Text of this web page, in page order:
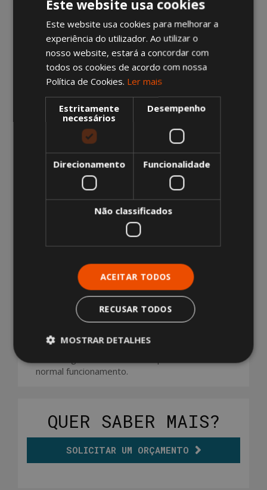
assistência técnica quando necessário.
Tecnologia.Sistemas que minimizam as
perdas de eficiência na produção de
energia elétrica.
Qualidade e segurança.Todo o nosso
equipamento está em conformidade com
os padrões e regulamentos de segurança e
qualidade em vigor.
Variedade.Diferentes níveis de potência
para atender a requisitos diferentes.
Resistência.
Desenhados para garantir o
pleno funcionamento perante condições
climatéricas adversas.
Sustentabilidade.
O desenvolvimento
contínuo longo ao dos anos permite-nos,
elevado grau de insonorização
O objetivo da Algeco é fornecer aos seus
disponibilizar serviços que as tornem ainda
mais funcionais. Esta exigência estimulou a
Algeco a implementar os geradores na sua
oferta, permitindo que qualquer instalação
desenvolva a sua atividade em pleno
rendimento, desde o momento da entrega, e
com a confiança de que através deste sistema
normal funcionamento.
QUER SABER MAIS?
SOLICITAR UM ORÇAMENTO
Este website usa cookies
Este website usa cookies para melhorar a
experiência do utilizador. Ao utilizar o
nosso website, estará a concordar com
todos os cookies de acordo com nossa
Política de Cookies. Ler mais
Estritamente
necessários
Desempenho
Direcionamento Funcionalidade
Não classificados
ACEITAR TODOS
RECUSAR TODOS
MOSTRAR DETALHES